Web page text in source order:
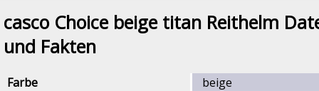
casco Choice beige titan Reithelm
und Fakten
Farbe
beige